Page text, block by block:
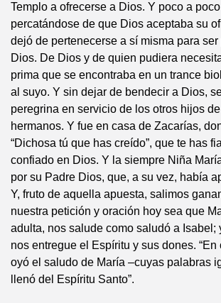
Templo a ofrecerse a Dios. Y poco a
percatándose de que Dios aceptaba su
dejó de pertenecerse a sí misma para
Dios. De Dios y de quien pudiera
prima que se encontraba en un trance
al suyo. Y sin dejar de bendecir a Dios,
peregrina en servicio de los otros hijos
hermanos. Y fue en casa de Zacarías,
“Dichosa tú que has creído”, que te has
confiado en Dios. Y la siempre Niña
por su Padre Dios, que, a su vez, había
Y, fruto de aquella apuesta, salimos
nuestra petición y oración hoy sea que
adulta, nos salude como saludó a Isabel;
nos entregue el Espíritu y sus dones. “En
oyó el saludo de María –cuyas palabras
llenó del Espíritu Santo”.